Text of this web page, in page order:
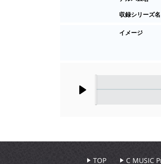
収録シリーズ名
イメージ
TOP C MUSIC